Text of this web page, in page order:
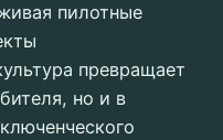
пилотные
превращает
но и в